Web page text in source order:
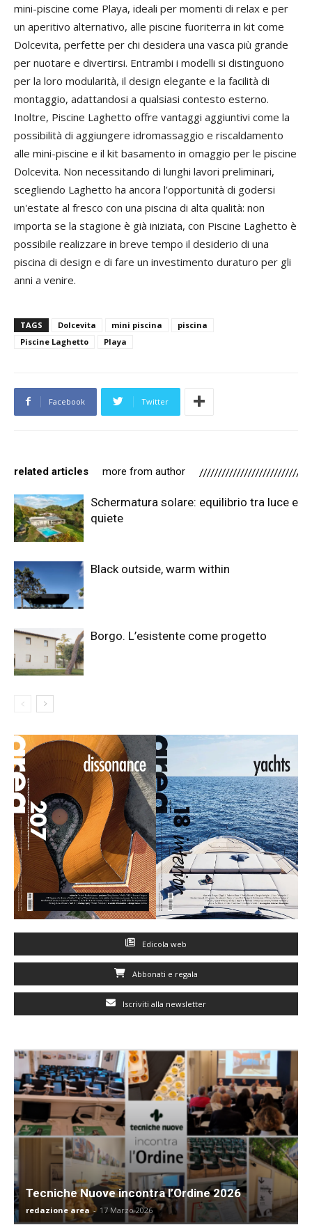
mini-piscine come Playa, ideali per momenti di relax e per
un aperitivo alternativo, alle piscine fuoriterra in kit come
Dolcevita, perfette per chi desidera una vasca più grande
per nuotare e divertirsi. Entrambi i modelli si distinguono
per la loro modularità, il design elegante e la facilità di
montaggio, adattandosi a qualsiasi contesto esterno.
Inoltre, Piscine Laghetto offre vantaggi aggiuntivi come la
possibilità di aggiungere idromassaggio e riscaldamento
alle mini-piscine e il kit basamento in omaggio per le piscine
Dolcevita. Non necessitando di lunghi lavori preliminari,
scegliendo Laghetto ha ancora l’opportunità di godersi
un'estate al fresco con una piscina di alta qualità: non
importa se la stagione è già iniziata, con Piscine Laghetto è
possibile realizzare in breve tempo il desiderio di una
piscina di design e di fare un investimento duraturo per gli
anni a venire.
TAGS Dolcevita mini piscina
piscina
Piscine Laghetto
Playa
Facebook Twitter
related articles more from author
Schermatura solare: equilibrio tra luce e
quiete
Black outside, warm within
Borgo. L’esistente come progetto
Edicola web
Abbonati e regala
Iscriviti alla newsletter
Tecniche Nuove incontra l’Ordine 2026
redazione area - 17 Marzo 2026